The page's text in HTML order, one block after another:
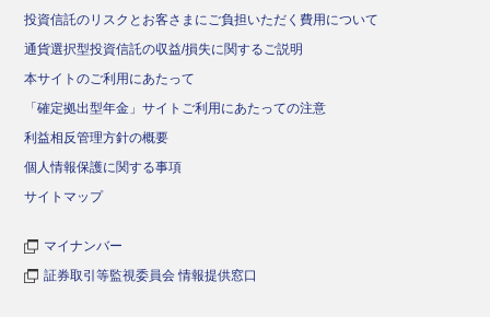
投資信託のリスクとお客さまにご負担いただく費用について
通貨選択型投資信託の収益/損失に関するご説明
本サイトのご利用にあたって
「確定拠出型年金」サイトご利用にあたっての注意
利益相反管理方針の概要
個人情報保護に関する事項
サイトマップ
マイナンバー
証券取引等監視委員会 情報提供窓口